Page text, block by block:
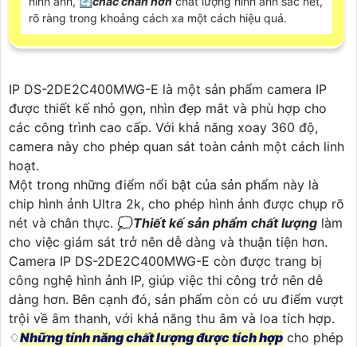
rõ ràng trong khoảng cách xa một cách hiệu quả.
IP DS-2DE2C400MWG-E là một sản phẩm camera IP
được thiết kế nhỏ gọn, nhìn đẹp mắt và phù hợp cho
các công trình cao cấp. Với khả năng xoay 360 độ,
camera này cho phép quan sát toàn cảnh một cách linh
hoạt.
Một trong những điểm nổi bật của sản phẩm này là
chip hình ảnh Ultra 2k, cho phép hình ảnh được chụp rõ
nét và chân thực. 💭Thiết kế sản phẩm chất lượng làm
cho việc giám sát trở nên dễ dàng và thuận tiện hơn.
Camera IP DS-2DE2C400MWG-E còn được trang bị
công nghệ hình ảnh IP, giúp việc thi công trở nên dễ
dàng hơn. Bên cạnh đó, sản phẩm còn có ưu điểm vượt
trội về âm thanh, với khả năng thu âm và loa tích hợp.
♢Những tính năng chất lượng được tích hợp cho phép